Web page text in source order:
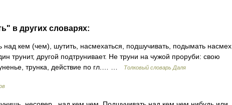
в других словарях:
кем (чем), шутить, насмехаться, подшучивать, подымать насмех,
трунит, другой подтрунивает. Не труни на чужой проруби: свою
трунка, действие по гл.… …
Толковый словарь Даля